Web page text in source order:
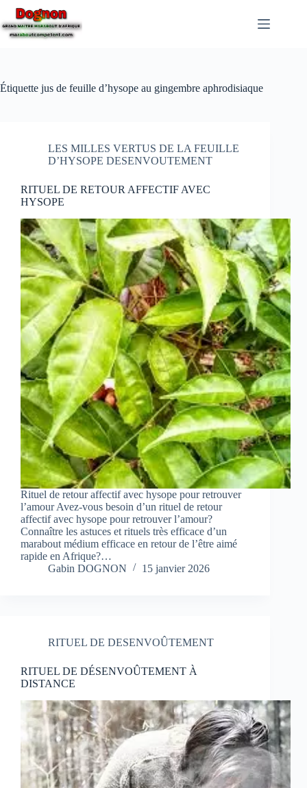
Étiquette jus de feuille d’hysope au gingembre aphrodisiaque
LES MILLES VERTUS DE LA FEUILLE
D’HYSOPE DESENVOUTEMENT
RITUEL DE RETOUR AFFECTIF AVEC
HYSOPE
Rituel de retour affectif avec hysope pour retrouver
l’amour Avez-vous besoin d’un rituel de retour
affectif avec hysope pour retrouver l’amour?
Connaître les astuces et rituels très efficace d’un
marabout médium efficace en retour de l’être aimé
rapide en Afrique?…
Gabin DOGNON
15 janvier 2026
RITUEL DE DESENVOÛTEMENT
RITUEL DE DÉSENVOÛTEMENT À
DISTANCE